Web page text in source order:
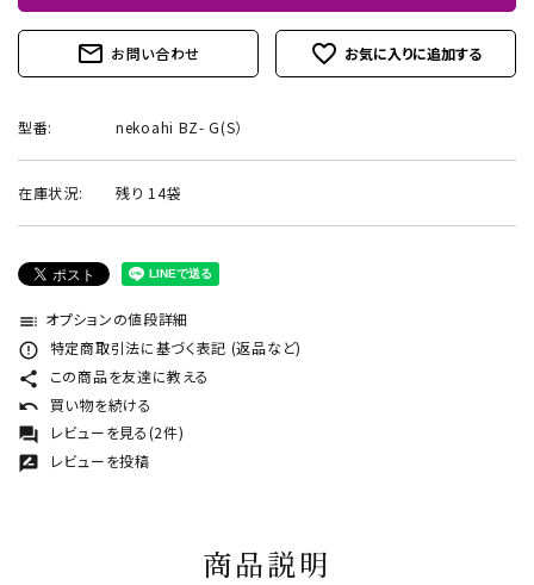
mail_outline お問い合わせ favorite_outline
型番: nekoahi BZ- G(S）
在庫状況: 残り 14袋
toc オプションの値段詳細
error_outline 特定商取引法に基づく表記 (返品など)
share この商品を友達に教える
undo 買い物を続ける
forum レビューを見る(2件)
rate_review レビューを投稿
商品説明